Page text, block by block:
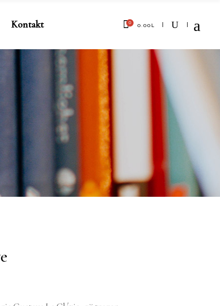
Kontakt 0 0.00 L
No products in the cart.